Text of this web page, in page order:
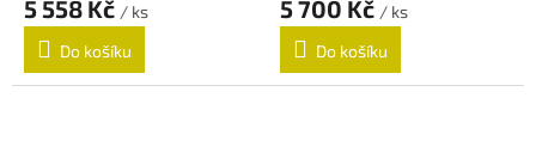
5 558 Kč / ks
Do košíku
5 700 Kč / ks
Do košíku